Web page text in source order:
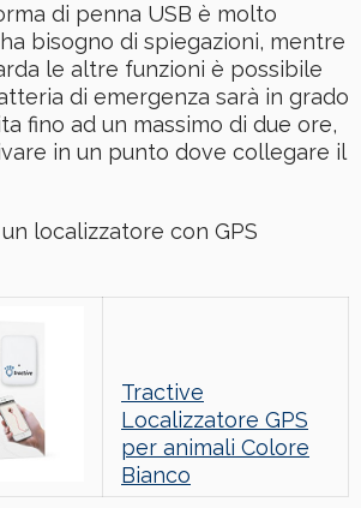
di penna USB è molto
bisogno di spiegazioni, mentre
le altre funzioni è possibile
di emergenza sarà in grado
fino ad un massimo di due ore,
in un punto dove collegare il
localizzatore con GPS
Tractive
Localizzatore GPS
per animali Colore
Bianco